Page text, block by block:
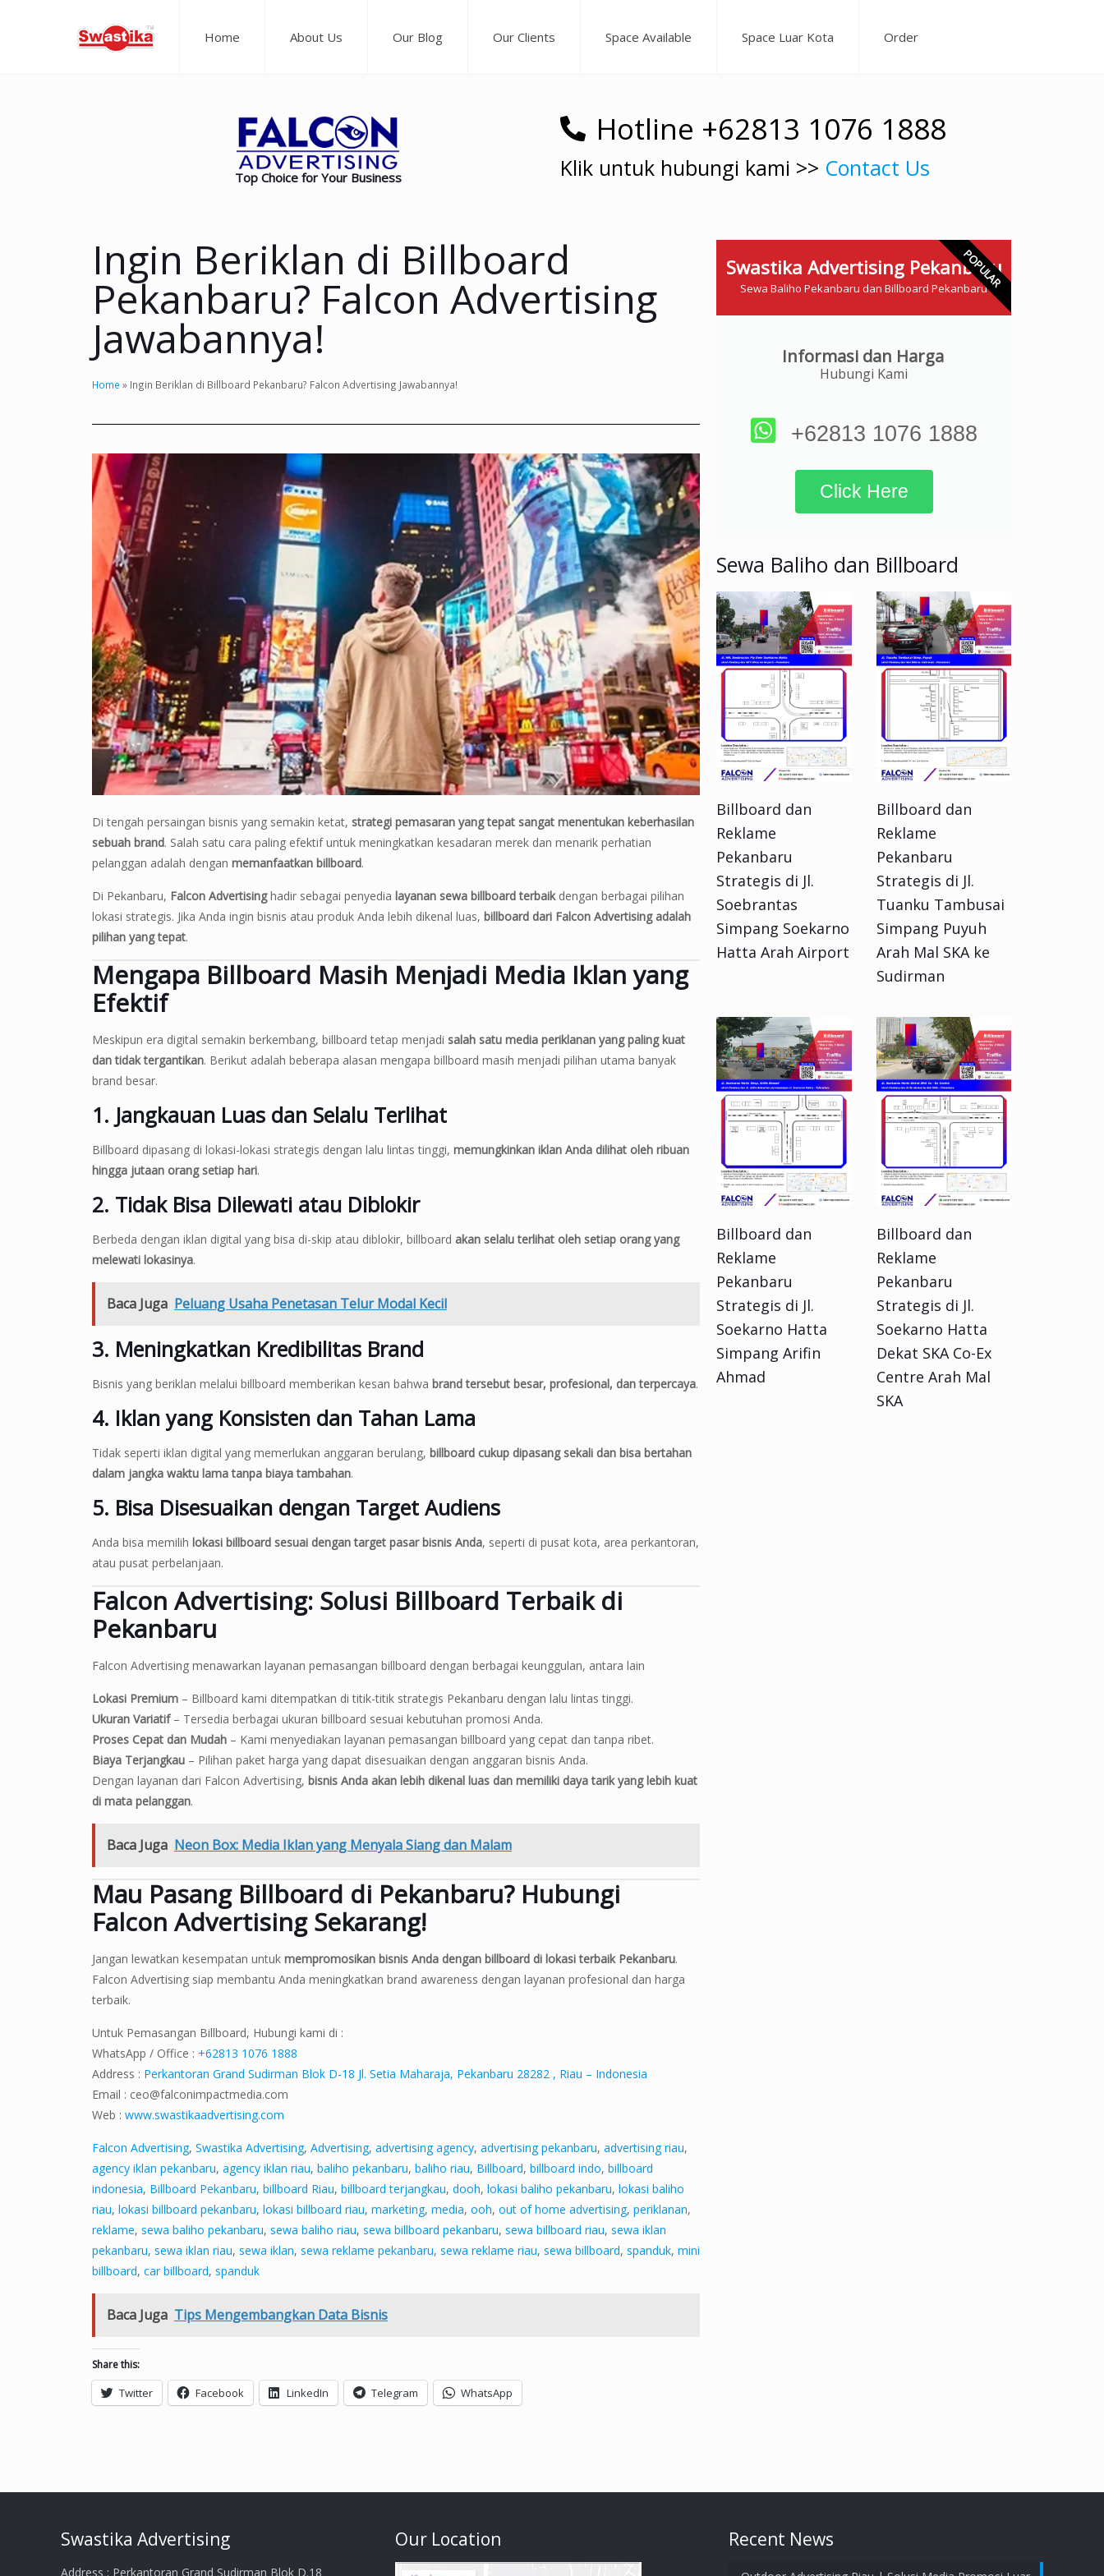
Home About Us Our Blog Our Clients Space Available Space Luar Kota Order
Top Choice for Your Business
Hotline +62813 1076 1888
Klik untuk hubungi kami >> Contact Us
Ingin Beriklan di Billboard
Pekanbaru? Falcon Advertising
Jawabannya!
Home » Ingin Beriklan di Billboard Pekanbaru? Falcon Advertising Jawabannya!
Di tengah persaingan bisnis yang semakin ketat, strategi pemasaran yang tepat sangat menentukan keberhasilan
sebuah brand. Salah satu cara paling efektif untuk meningkatkan kesadaran merek dan menarik perhatian
pelanggan adalah dengan memanfaatkan billboard.
Di Pekanbaru, Falcon Advertisinghadir sebagai penyedia layanan sewa billboard terbaikdengan berbagai pilihan
lokasi strategis. Jika Anda ingin bisnis atau produk Anda lebih dikenal luas, billboard dari Falcon Advertising adalah
pilihan yang tepat.
Mengapa Billboard Masih Menjadi Media Iklan yang
Efektif
Meskipun era digital semakin berkembang, billboard tetap menjadi salah satu media periklanan yang paling kuat
dan tidak tergantikan. Berikut adalah beberapa alasan mengapa billboard masih menjadi pilihan utama banyak
brand besar.
1. Jangkauan Luas dan Selalu Terlihat
Billboard dipasang di lokasi-lokasi strategis dengan lalu lintas tinggi, memungkinkan iklan Anda dilihat oleh ribuan
hingga jutaan orang setiap hari.
2. Tidak Bisa Dilewati atau Diblokir
Berbeda dengan iklan digital yang bisa di-skip atau diblokir, billboard akan selalu terlihat oleh setiap orang yang
melewati lokasinya.
Baca Juga Peluang Usaha Penetasan Telur Modal Kecil
3. Meningkatkan Kredibilitas Brand
Bisnis yang beriklan melalui billboard memberikan kesan bahwa brand tersebut besar, profesional, dan terpercaya.
4. Iklan yang Konsisten dan Tahan Lama
Tidak seperti iklan digital yang memerlukan anggaran berulang, billboard cukup dipasang sekali dan bisa bertahan
dalam jangka waktu lama tanpa biaya tambahan.
5. Bisa Disesuaikan dengan Target Audiens
Anda bisa memilih lokasi billboard sesuai dengan target pasar bisnis Anda, seperti di pusat kota, area perkantoran,
atau pusat perbelanjaan.
Falcon Advertising: Solusi Billboard Terbaik di
Pekanbaru
Falcon Advertising menawarkan layanan pemasangan billboard dengan berbagai keunggulan, antara lain
Lokasi Premium – Billboard kami ditempatkan di titik-titik strategis Pekanbaru dengan lalu lintas tinggi.
Ukuran Variatif– Tersedia berbagai ukuran billboard sesuai kebutuhan promosi Anda.
Proses Cepat dan Mudah – Kami menyediakan layanan pemasangan billboard yang cepat dan tanpa ribet.
Biaya Terjangkau – Pilihan paket harga yang dapat disesuaikan dengan anggaran bisnis Anda.
Dengan layanan dari Falcon Advertising, bisnis Anda akan lebih dikenal luas dan memiliki daya tarik yang lebih kuat
di mata pelanggan.
Baca Juga Neon Box: Media Iklan yang Menyala Siang dan Malam
Mau Pasang Billboard di Pekanbaru? Hubungi
Falcon Advertising Sekarang!
Jangan lewatkan kesempatan untuk mempromosikan bisnis Anda dengan billboard di lokasi terbaik Pekanbaru.
Falcon Advertising siap membantu Anda meningkatkan brand awareness dengan layanan profesional dan harga
terbaik.
Untuk Pemasangan Billboard, Hubungi kami di :
WhatsApp / Office : +62813 1076 1888
Address : Perkantoran Grand Sudirman Blok D-18 Jl. Setia Maharaja, Pekanbaru 28282 , Riau – Indonesia
Email : ceo@falconimpactmedia.com
Web : www.swastikaadvertising.com
Falcon Advertising, Swastika Advertising, Advertising, advertising agency, advertising pekanbaru, advertising riau,
agency iklan pekanbaru, agency iklan riau, baliho pekanbaru, baliho riau, Billboard, billboard indo, billboard
indonesia, Billboard Pekanbaru, billboard Riau, billboard terjangkau, dooh, lokasi baliho pekanbaru, lokasi baliho
riau, lokasi billboard pekanbaru, lokasi billboard riau, marketing, media, ooh, out of home advertising, periklanan,
reklame, sewa baliho pekanbaru, sewa baliho riau, sewa billboard pekanbaru, sewa billboard riau, sewa iklan
pekanbaru, sewa iklan riau, sewa iklan, sewa reklame pekanbaru, sewa reklame riau, sewa billboard, spanduk, mini
billboard, car billboard, spanduk
Baca Juga Tips Mengembangkan Data Bisnis
Share this:
Twitter Facebook LinkedIn Telegram WhatsApp
Swastika Advertising Pekanbaru
Sewa Baliho Pekanbaru dan Billboard Pekanbaru
Informasi dan Harga
Hubungi Kami
+62813 1076 1888
Click Here
POPULAR
Sewa Baliho dan Billboard
Billboard dan
Reklame
Pekanbaru
Strategis di Jl.
Soebrantas
Simpang Soekarno
Hatta Arah Airport
Billboard dan
Reklame
Pekanbaru
Strategis di Jl.
Tuanku Tambusai
Simpang Puyuh
Arah Mal SKA ke
Sudirman
Billboard dan
Reklame
Pekanbaru
Strategis di Jl.
Soekarno Hatta
Simpang Arifin
Ahmad
Billboard dan
Reklame
Pekanbaru
Strategis di Jl.
Soekarno Hatta
Dekat SKA Co-Ex
Centre Arah Mal
SKA
Swastika Advertising
Address : Perkantoran Grand Sudirman Blok D.18
Our Location Recent News